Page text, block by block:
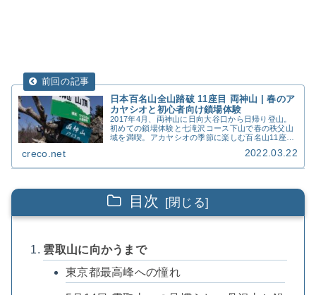
日本百名山全山踏破 11座目 両神山 | 春のア
カヤシオと初心者向け鎖場体験
2017年4月、両神山に日向大谷口から日帰り登山。
初めての鎖場体験と七滝沢コース下山で春の秩父山
域を満喫。アカヤシオの季節に楽しむ百名山11座目
creco.net 2022.03.22
目次
雲取山に向かうまで
東京都最高峰への憧れ